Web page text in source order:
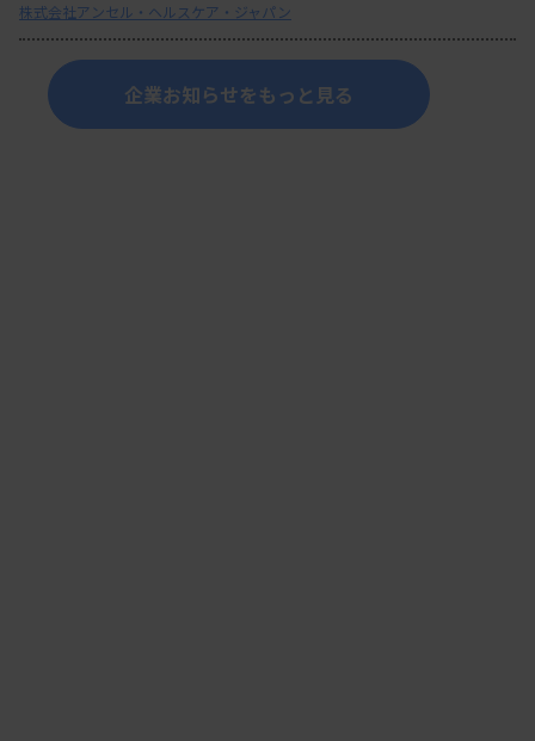
株式会社アンセル・ヘルスケア・ジャパン
企業お知らせをもっと見る